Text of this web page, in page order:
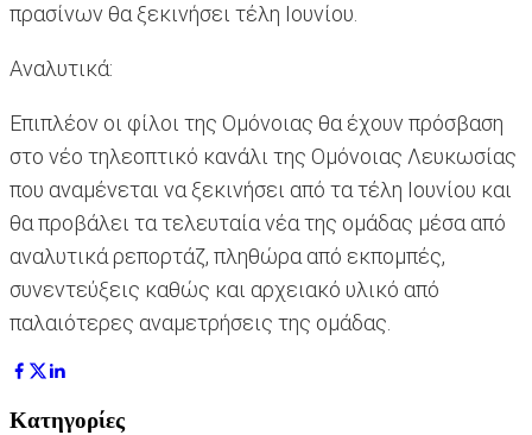
πρασίνων θα ξεκινήσει τέλη Ιουνίου.
Αναλυτικά:
Επιπλέον οι φίλοι της Ομόνοιας θα έχουν πρόσβαση
στο νέο τηλεοπτικό κανάλι της Ομόνοιας Λευκωσίας
που αναμένεται να ξεκινήσει από τα τέλη Ιουνίου και
θα προβάλει τα τελευταία νέα της ομάδας μέσα από
αναλυτικά ρεπορτάζ, πληθώρα από εκπομπές,
συνεντεύξεις καθώς και αρχειακό υλικό από
παλαιότερες αναμετρήσεις της ομάδας.
Κατηγορίες